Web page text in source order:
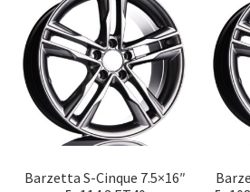
Barzetta S-Cinque 7.5×16″